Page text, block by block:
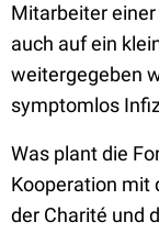
Mitarbeiter
auch auf ein
weitergegeben
symptomlos
Was plant die
Kooperation mit
der Charité und